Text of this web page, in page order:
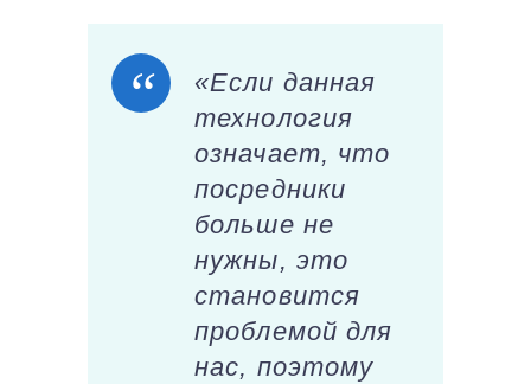
«Если данная
технология
означает, что
посредники
больше не
нужны, это
становится
проблемой для
нас, поэтому